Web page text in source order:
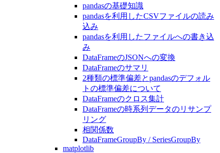
pandasの基礎知識
pandasを利用したCSVファイルの読み
込み
pandasを利用したファイルへの書き込
み
DataFrameのJSONへの変換
DataFrameのサマリ
2種類の標準偏差とpandasのデフォル
トの標準偏差について
DataFrameのクロス集計
DataFrameの時系列データのリサンプ
リング
相関係数
DataFrameGroupBy / SeriesGroupBy
matplotlib